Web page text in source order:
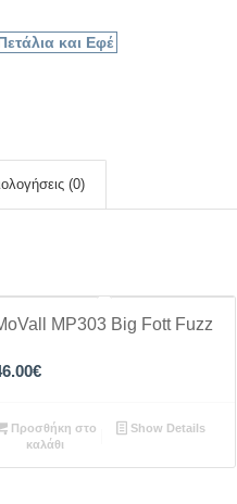
και Εφέ
(0)
MP303 Big Fott Fuzz
€
Προσθήκη στο
καλάθι
Show Details